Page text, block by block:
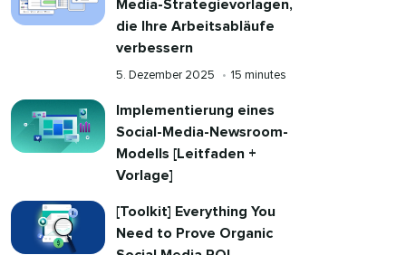
Media-Strategievorlagen,
die Ihre Arbeitsabläufe
verbessern​​
Veröffentlicht
5. Dezember 2025​​ •​​ Reading
15 minutes​​
Implementierung eines
Social-Media-Newsroom-
Modells [Leitfaden +
Vorlage]​​
[Toolkit] Everything You
Need to Prove Organic